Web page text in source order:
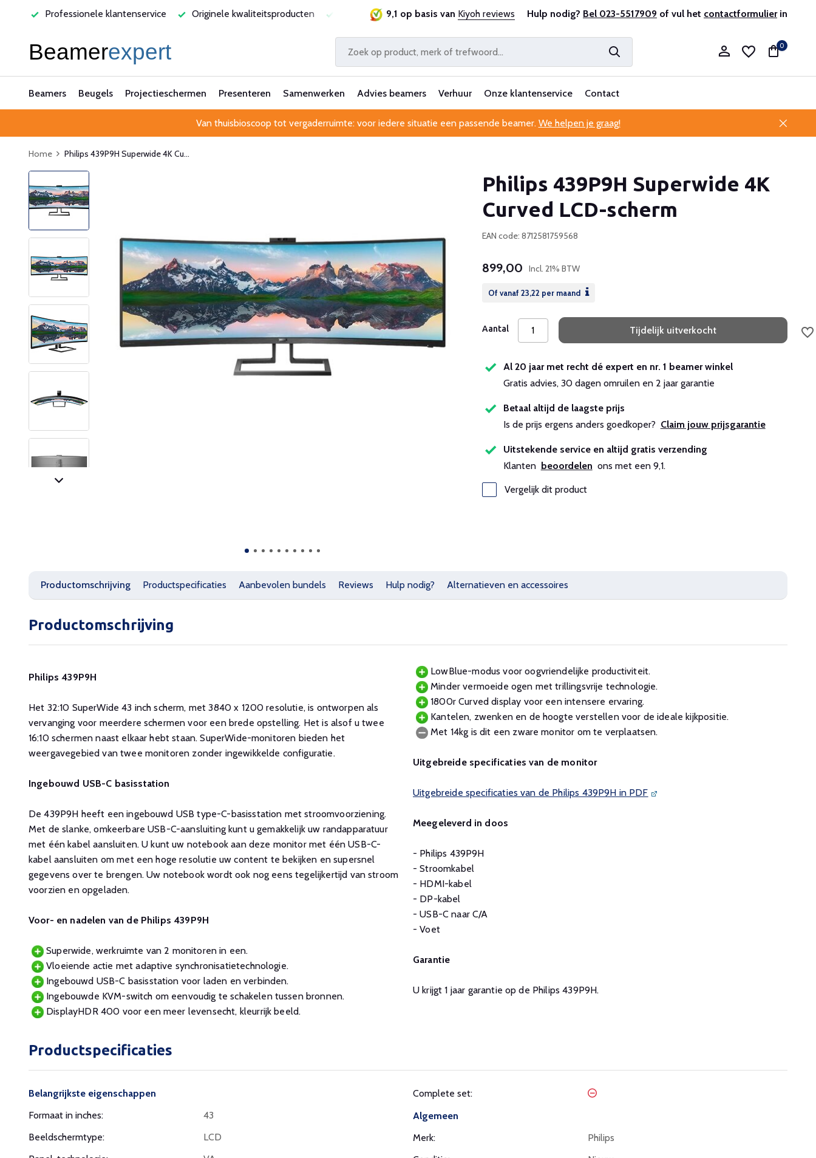
Originele kwaliteitsproducten Laagste prijsgarantie Al 25 jaar betrouwbaar en ervaren Professionele klantenservice
9,1 op basis van Kiyoh reviews Hulp nodig? Bel 023-5517909 of vul het contactformulierin
Account aanmaken
0
Beamers Beugels Projectieschermen Presenteren Samenwerken Advies beamers Verhuur Onze klantenservice Contact
Van thuisbioscoop tot vergaderruimte: voor iedere situatie een passende beamer. We helpen je graag!
Home Philips 439P9H Superwide 4K Cu...
Philips 439P9H Superwide 4K
Curved LCD-scherm
EAN code: 8712581759568
899,00 Incl. 21% BTW
Of vanaf 23,22 per maand
Aantal Tijdelijk uitverkocht
Al 20 jaar met recht dé expert en nr. 1 beamer winkel
Gratis advies, 30 dagen omruilen en 2 jaar garantie
Betaal altijd de laagste prijs
Is de prijs ergens anders goedkoper? Claim jouw prijsgarantie
Uitstekende service en altijd gratis verzending
Klanten beoordelen ons met een 9,1.
Vergelijk dit product
Productomschrijving Productspecificaties Aanbevolen bundels Reviews Hulp nodig? Alternatieven en accessoires
Productomschrijving
Philips 439P9H
Het 32:10 SuperWide 43 inch scherm, met 3840 x 1200 resolutie, is ontworpen als
vervanging voor meerdere schermen voor een brede opstelling. Het is alsof u twee
16:10 schermen naast elkaar hebt staan. SuperWide-monitoren bieden het
weergavegebied van twee monitoren zonder ingewikkelde configuratie.
Ingebouwd USB-C basisstation
De 439P9H heeft een ingebouwd USB type-C-basisstation met stroomvoorziening.
Met de slanke, omkeerbare USB-C-aansluiting kunt u gemakkelijk uw randapparatuur
met één kabel aansluiten. U kunt uw notebook aan deze monitor met één USB-C-
kabel aansluiten om met een hoge resolutie uw content te bekijken en supersnel
gegevens over te brengen. Uw notebook wordt ook nog eens tegelijkertijd van stroom
voorzien en opgeladen.
Voor- en nadelen van de Philips 439P9H
Superwide, werkruimte van 2 monitoren in een.
Vloeiende actie met adaptive synchronisatietechnologie.
Ingebouwd USB-C basisstation voor laden en verbinden.
Ingebouwde KVM-switch om eenvoudig te schakelen tussen bronnen.
DisplayHDR 400 voor een meer levensecht, kleurrijk beeld.
LowBlue-modus voor oogvriendelijke productiviteit.
Minder vermoeide ogen met trillingsvrije technologie.
1800r Curved display voor een intensere ervaring.
Kantelen, zwenken en de hoogte verstellen voor de ideale kijkpositie.
Met 14kg is dit een zware monitor om te verplaatsen.
Uitgebreide specificaties van de monitor
Uitgebreide specificaties van de Philips 439P9H in PDF
Meegeleverd in doos
- Philips 439P9H
- Stroomkabel
- HDMI-kabel
- DP-kabel
- USB-C naar C/A
- Voet
Garantie
U krijgt 1 jaar garantie op de Philips 439P9H.
Productspecificaties
Belangrijkste eigenschappen
Formaat in inches:
43
Beeldschermtype:
LCD
Complete set:
Algemeen
Merk:
Philips